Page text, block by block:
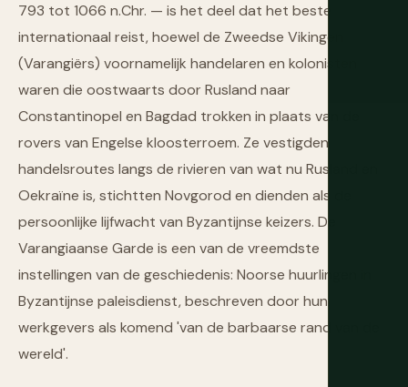
793 tot 1066 n.Chr. — is het deel dat het beste
internationaal reist, hoewel de Zweedse Vikingen
(Varangiërs) voornamelijk handelaren en kolonisten
waren die oostwaarts door Rusland naar
Constantinopel en Bagdad trokken in plaats van de
rovers van Engelse kloosterroem. Ze vestigden
handelsroutes langs de rivieren van wat nu Rusland en
Oekraïne is, stichtten Novgorod en dienden als de
persoonlijke lijfwacht van Byzantijnse keizers. De
Varangiaanse Garde is een van de vreemdste
instellingen van de geschiedenis: Noorse huurlingen in
Byzantijnse paleisdienst, beschreven door hun
werkgevers als komend 'van de barbaarse rand van de
wereld'.